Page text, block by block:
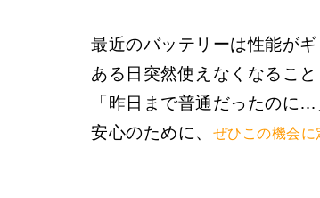
最近のバッテリーは性能がギ
ある日突然使えなくなること
「昨日まで普通だったのに
安心のために、
ぜひこの機会